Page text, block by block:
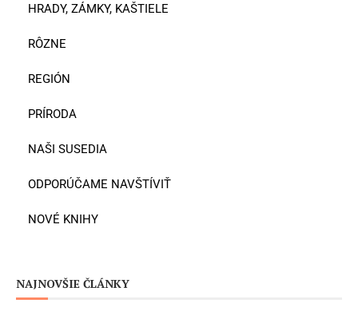
HRADY, ZÁMKY, KAŠTIELE
RÔZNE
REGIÓN
PRÍRODA
NAŠI SUSEDIA
ODPORÚČAME NAVŠTÍVIŤ
NOVÉ KNIHY
NAJNOVŠIE ČLÁNKY